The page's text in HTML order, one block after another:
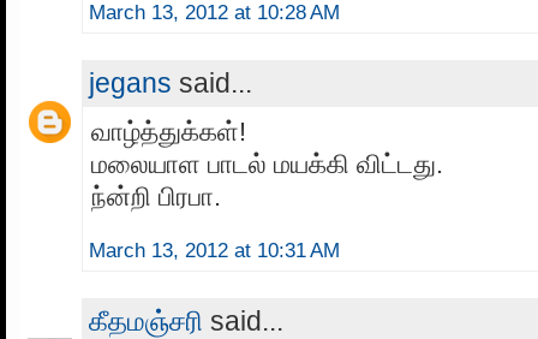
March 13, 2012 at 10:28 AM
jegans said...
வாழ்த்துக்கள்!
மலையாள பாடல் மயக்கி விட்டது.
ந்ன்றி பிரபா.
March 13, 2012 at 10:31 AM
கீதமஞ்சரி said...